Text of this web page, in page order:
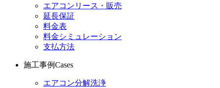
エアコンリース・販売
延長保証
料金表
料金シミュレーション
支払方法
施工事例Cases
エアコン分解洗浄